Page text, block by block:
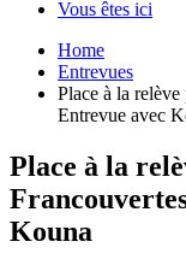
Vous êtes ici
Home
Entrevues
Place à la
Entrevue avec
Place à la
Kouna